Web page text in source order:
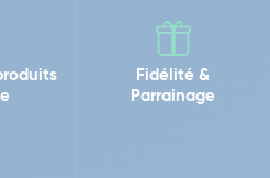
Fidélité &
Parrainage